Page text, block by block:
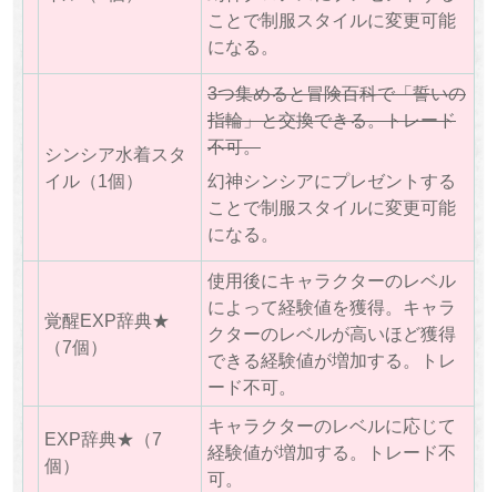
ことで制服スタイルに変更可能
になる。
シンシア水着スタ
イル（1個）
3つ集めると冒険百科で「誓いの
指輪」と交換できる。トレード
不可。
幻神シンシアにプレゼントする
ことで制服スタイルに変更可能
になる。
覚醒EXP辞典★
（7個）
使用後にキャラクターのレベル
によって経験値を獲得。キャラ
クターのレベルが高いほど獲得
できる経験値が増加する。トレ
ード不可。
EXP辞典★（7
個）
キャラクターのレベルに応じて
経験値が増加する。トレード不
可。